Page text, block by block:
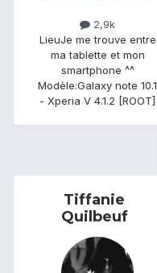
2,9k
LieuJe me trouve entre
ma tablette et mon
smartphone ^^
Modèle:Galaxy note 10.1
- Xperia V 4.1.2 [ROOT]
Tiffanie
Quilbeuf